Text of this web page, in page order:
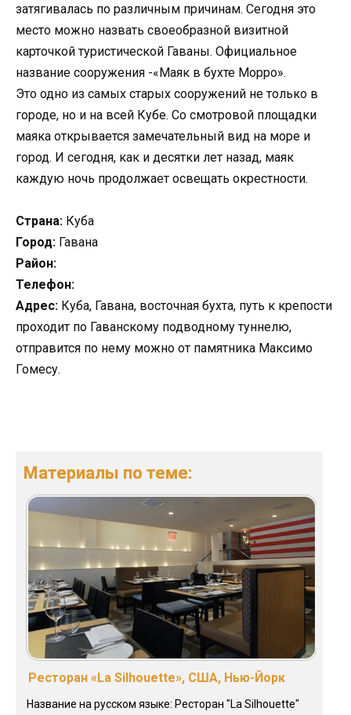
затягивалась по различным причинам. Сегодня это
место можно назвать своеобразной визитной
карточкой туристической Гаваны. Официальное
название сооружения -«Маяк в бухте Морро».
Это одно из самых старых сооружений не только в
городе, но и на всей Кубе. Со смотровой площадки
маяка открывается замечательный вид на море и
город. И сегодня, как и десятки лет назад, маяк
каждую ночь продолжает освещать окрестности.
Страна: Куба
Город: Гавана
Район:
Телефон:
Адрес: Куба, Гавана, восточная бухта, путь к крепости
проходит по Гаванскому подводному туннелю,
отправится по нему можно от памятника Максимо
Гомесу.
Материалы по теме:
Ресторан «La Silhouette», США, Нью-Йорк
Название на русском языке: Ресторан "La Silhouette"